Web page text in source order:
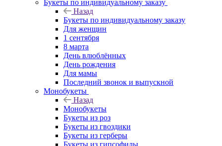
Букеты по индивидуальному заказу
Назад
Букеты по индивидуальному заказу
Для женщин
1 сентября
8 марта
День влюблённых
День рождения
Для мамы
Последний звонок и выпускной
Монобукеты
Назад
Монобукеты
Букеты из роз
Букеты из гвоздики
Букеты из герберы
Букеты из гипсофилы